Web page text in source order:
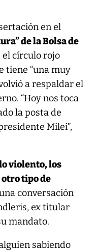
en el
de la Bolsa de
el círculo rojo
tiene “una muy
a respaldar el
“Hoy nos toca
la posta de
Milei”,
violento, los
otro tipo de
conversación
ex titular
mandato.
sabiendo